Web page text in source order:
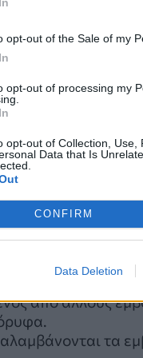
opt-out of the Sale of my
opt-out of processing my
opt-out of Collection,
Data that Is
CONFIRM
Data Deletion
από άλλα κέντρα,
ότι θα
κέντρου
υγείας και
η διοργάνωση
τον ίδιο τον
εφόσον
από άλλους
τα